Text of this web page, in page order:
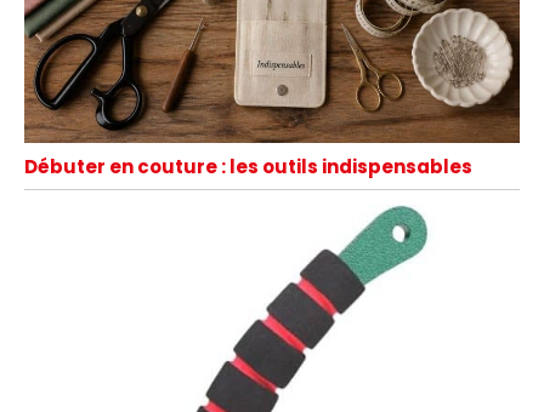
Débuter en couture : les outils indispensables